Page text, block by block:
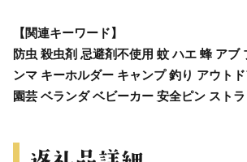
【関連キーワード】
防虫 殺虫剤 忌避剤不使用 蚊 ハエ 蜂 アブ
ンマ キーホルダー キャンプ 釣り アウト
園芸 ベランダ ベビーカー 安全ピン スト